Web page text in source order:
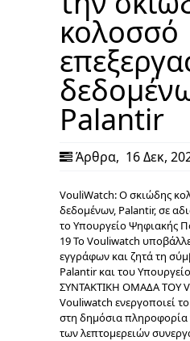
κολοσσό
Palantir
Άρθρα, 16 Δεκ,
VouliWatch: Ο σκιώδης
δεδομένων, Palantir, σε
το Υπουργείο Ψηφιακής
19 To Vouliwatch
εγγράφων και ζητά τη
Palantir και του
ΣΥΝΤΑΚΤΙΚΗ ΟΜΑΔΑ ΤΟΥ
Vouliwatch ενεργοποιεί
στη δημόσια πληροφορία
των λεπτομερειών